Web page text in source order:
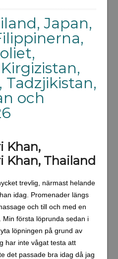
Japan,
Tadzjikistan,
och
Khan,
Khan, Thailand
trevlig, närmast helande
idag. Promenader längs
och till och med en
Min första löprunda sedan i
löpningen på grund av
har inte vågat testa att
det passade bra idag då jag